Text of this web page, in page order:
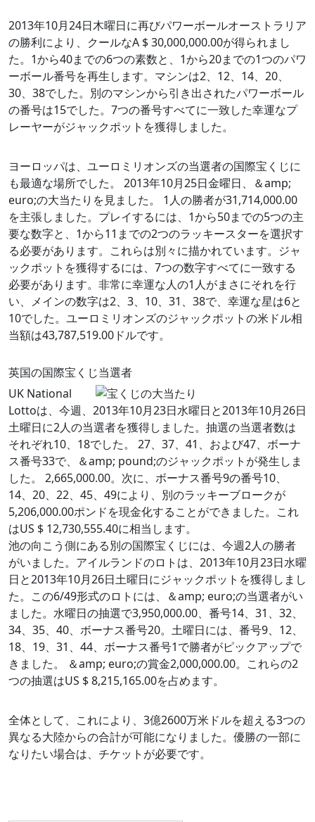
2013年10月24日木曜日に再びパワーボールオーストラリア
の勝利により、クールなA $ 30,000,000.00が得られまし
た。1から40までの6つの素数と、1から20までの1つのパワ
ーボール番号を再生します。マシンは2、12、14、20、
30、38でした。別のマシンから引き出されたパワーボール
の番号は15でした。7つの番号すべてに一致した幸運なプ
レーヤーがジャックポットを獲得しました。
ヨーロッパは、ユーロミリオンズの当選者の国際宝くじに
も最適な場所でした。 2013年10月25日金曜日、＆amp;
euro;の大当たりを見ました。 1人の勝者が31,714,000.00
を主張しました。プレイするには、1から50までの5つの主
要な数字と、1から11までの2つのラッキースターを選択す
る必要があります。これらは別々に描かれています。ジャ
ックポットを獲得するには、7つの数字すべてに一致する
必要があります。非常に幸運な人の1人がまさにそれを行
い、メインの数字は2、3、10、31、38で、幸運な星は6と
10でした。ユーロミリオンズのジャックポットの米ドル相
当額は43,787,519.00ドルです。
英国の国際宝くじ当選者
UK National
Lottoは、今週、2013年10月23日水曜日と2013年10月26日
土曜日に2人の当選者を獲得しました。抽選の当選者数は
それぞれ10、18でした。 27、37、41、および47、ボーナ
ス番号33で、＆amp; pound;のジャックポットが発生しま
した。 2,665,000.00。次に、ボーナス番号9の番号10、
14、20、22、45、49により、別のラッキーブロークが
5,206,000.00ポンドを現金化することができました。これ
はUS $ 12,730,555.40に相当します。
池の向こう側にある別の国際宝くじには、今週2人の勝者
がいました。アイルランドのロトは、2013年10月23日水曜
日と2013年10月26日土曜日にジャックポットを獲得しまし
た。この6/49形式のロトには、＆amp; euro;の当選者がい
ました。水曜日の抽選で3,950,000.00、番号14、31、32、
34、35、40、ボーナス番号20。土曜日には、番号9、12、
18、19、31、44、ボーナス番号1で勝者がピックアップで
きました。 ＆amp; euro;の賞金2,000,000.00。これらの2
つの抽選はUS $ 8,215,165.00を占めます。
全体として、これにより、3億2600万米ドルを超える3つの
異なる大陸からの合計が可能になりました。優勝の一部に
なりたい場合は、チケットが必要です。